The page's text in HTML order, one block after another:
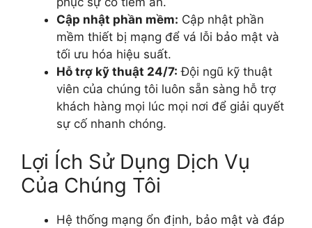
Cập nhật phần mềm: Cập nhật phần
mềm thiết bị mạng để vá lỗi bảo mật và
tối ưu hóa hiệu suất.
Hỗ trợ kỹ thuật 24/7: Đội ngũ kỹ thuật
viên của chúng tôi luôn sẵn sàng hỗ trợ
khách hàng mọi lúc mọi nơi để giải quyết
sự cố nhanh chóng.
Lợi Ích Sử Dụng Dịch Vụ
Của Chúng Tôi
Hệ thống mạng ổn định, bảo mật và đáp